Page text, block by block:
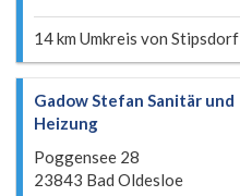
14 km Umkreis von Stipsdorf
Gadow Stefan Sanitär und
Heizung
Poggensee 28
23843 Bad Oldesloe